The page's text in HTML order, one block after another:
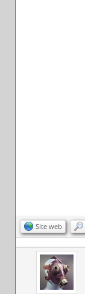
Site web